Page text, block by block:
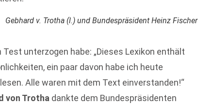
Gebhard v. Trotha (l.) und Bundespräsident Heinz Fischer
unterzogen habe: „Dieses Lexikon enthält
ein paar davon habe ich heute
Alle waren mit dem Text einverstanden!“
von Trotha dankte dem Bundespräsidenten